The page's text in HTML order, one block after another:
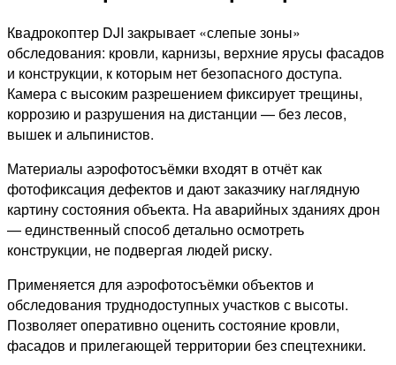
Квадрокоптер DJI закрывает «слепые зоны»
обследования: кровли, карнизы, верхние ярусы фасадов
и конструкции, к которым нет безопасного доступа.
Камера с высоким разрешением фиксирует трещины,
коррозию и разрушения на дистанции — без лесов,
вышек и альпинистов.
Материалы аэрофотосъёмки входят в отчёт как
фотофиксация дефектов и дают заказчику наглядную
картину состояния объекта. На аварийных зданиях дрон
— единственный способ детально осмотреть
конструкции, не подвергая людей риску.
Применяется для аэрофотосъёмки объектов и
обследования труднодоступных участков с высоты.
Позволяет оперативно оценить состояние кровли,
фасадов и прилегающей территории без спецтехники.